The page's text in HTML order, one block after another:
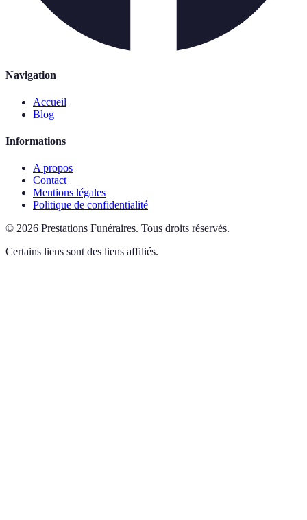
Navigation
Accueil
Blog
Informations
A propos
Contact
Mentions légales
Politique de confidentialité
© 2026 Prestations Funéraires. Tous droits réservés.
Certains liens sont des liens affiliés.